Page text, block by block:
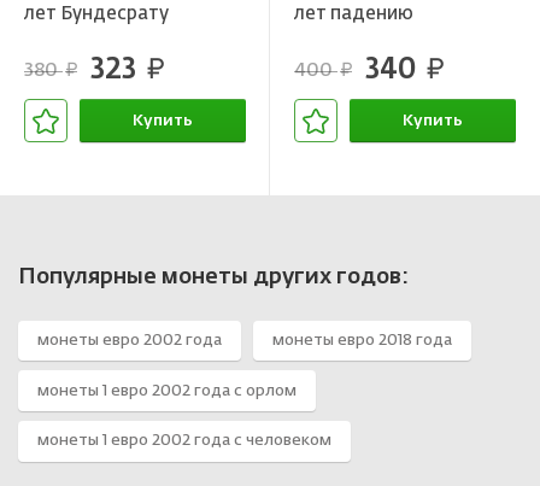
лет Бундесрату
380руб. 323 руб.
Купить
лет падению
400руб. 340 руб.
Купить
Популярные монеты других годов:
монеты евро 2002 года монеты евро 2018 года
монеты 1 евро 2002 года с орлом
монеты 1 евро 2002 года с человеком